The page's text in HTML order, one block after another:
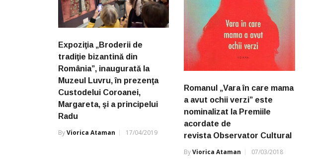
Expoziţia „Broderii de
tradiţie bizantină din
România”, inaugurată la
Muzeul Luvru, în prezenţa
Custodelui Coroanei,
Margareta, şi a principelui
Radu
ByViorica Ataman 17/04/2019
Romanul „Vara în care mama
a avut ochii verzi” este
nominalizat la Premiile
acordate de
revista Observator Cultural
ByViorica Ataman 07/03/2018